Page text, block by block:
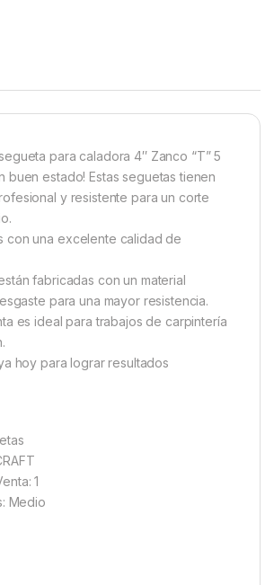
para caladora 4″ Zanco “T” 5
buen estado! Estas seguetas tienen
y resistente para un corte
con una excelente calidad de
fabricadas con un material
para una mayor resistencia.
es ideal para trabajos de carpintería
hoy para lograr resultados
1
Medio